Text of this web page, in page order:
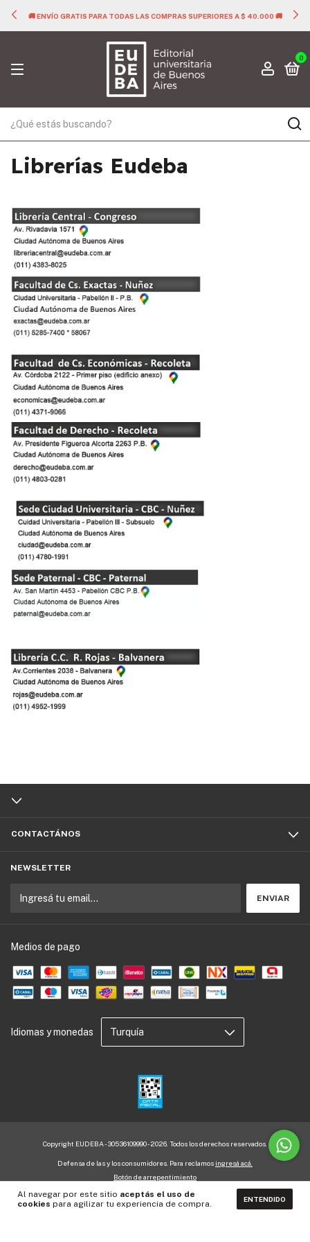
🚚 ENVÍO GRATIS PARA TODAS LAS COMPRAS SUPERIORES A $ 40.000 🚚
0
Al navegar por este sitio aceptás el uso de
cookies para agilizar tu experiencia de compra. ENTENDIDO
Librerías Eudeba
CONTACTÁNOS
NEWSLETTER
Medios de pago
Idiomas y monedas
Copyright EUDEBA - 30536109990 - 2026. Todos los derechos reservados.
Defensa de las y los consumidores. Para reclamos ingresá acá.
Botón de arrepentimiento